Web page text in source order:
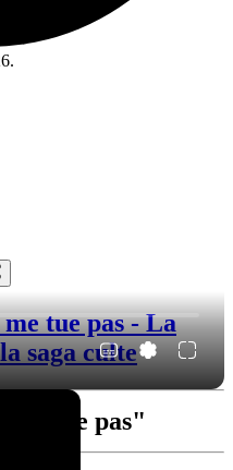
tue pas - La
saga culte
me tue pas"